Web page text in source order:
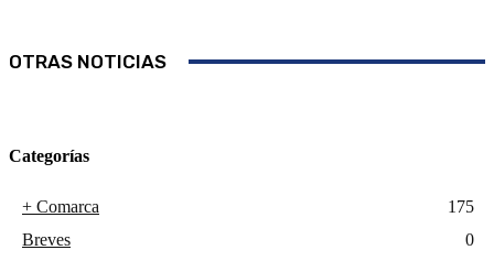
OTRAS NOTICIAS
Categorías
+ Comarca
175
Breves
0